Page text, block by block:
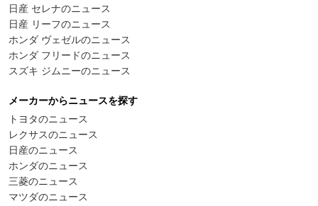
日産 セレナのニュース
日産 リーフのニュース
ホンダ ヴェゼルのニュース
ホンダ フリードのニュース
スズキ ジムニーのニュース
メーカーからニュースを探す
トヨタのニュース
レクサスのニュース
日産のニュース
ホンダのニュース
三菱のニュース
マツダのニュース